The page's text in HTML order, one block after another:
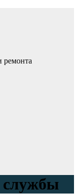
ремонта
службы